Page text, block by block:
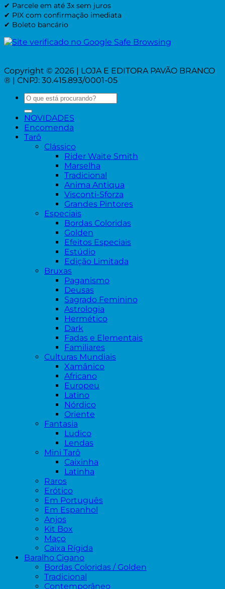
✔ Parcele em até 3x sem juros
✔ PIX com confirmação imediata
✔ Boleto bancário
Copyright © 2026 | LOJA E EDITORA PAVÃO BRANCO
® | CNPJ: 30.415.893/0001-05
Pesquisar
por:
NOVIDADES
Encomenda
Tarô
Clássico
Rider Waite Smith
Marselha
Tradicional
Anima Antiqua
Visconti-Sforza
Grandes Pintores
Especiais
Bordas Coloridas
Golden
Efeitos Especiais
Estúdio
Edição Limitada
Bruxas
Paganismo
Deusas
Sagrado Feminino
Astrologia
Hermético
Dark
Fadas e Elementais
Familiares
Culturas Mundiais
Xamânico
Africano
Europeu
Latino
Nórdico
Oriente
Fantasia
Ludico
Lendas
Mini Tarô
Caixinha
Latinha
Raros
Erótico
Em Português
Em Espanhol
Anjos
Kit Box
Maço
Caixa Rígida
Baralho Cigano
Bordas Coloridas / Golden
Tradicional
Contemporâneo